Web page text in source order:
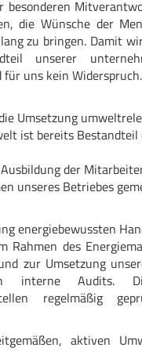
die Wünsche der
zu bringen. Damit
unserer
uns kein Widerspruch.
Umsetzung
ist bereits
der
unseres Betriebes
energiebewussten
des
zur Umsetzung
interne Audits.
regelmäßig
aktiven